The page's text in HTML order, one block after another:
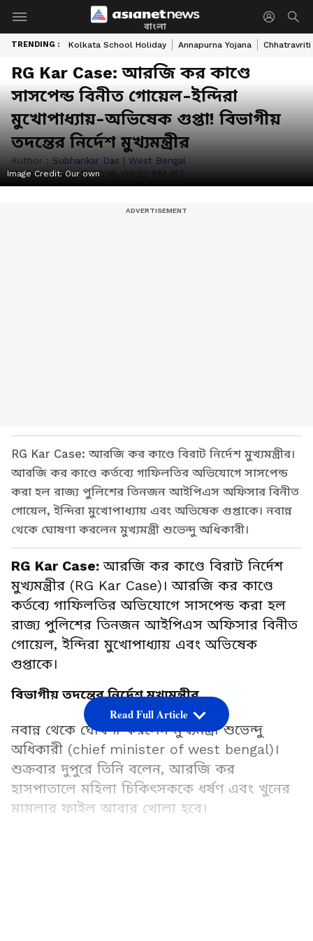
বাংলা
TRENDING : Kolkata School Holiday Annapurna Yojana Chhatravriti
RG Kar Case: আরজি কর কাণ্ডে
সাসপেন্ড বিনীত গোয়েল-ইন্দিরা
মুখোপাধ্যায়-অভিষেক গুপ্তা! বিভাগীয়
তদন্তের নির্দেশ মুখ্যমন্ত্রীর
Author : Subhankar Das | West Bengal
Updated :May 15 2026, 03:22 PM IST
Image Credit:Our own
RG Kar Case: আরজি কর কাণ্ডে বিরাট নির্দেশ মুখ্যমন্ত্রীর।
আরজি কর কাণ্ডে কর্তব্যে গাফিলতির অভিযোগে সাসপেন্ড
করা হল রাজ্য পুলিশের তিনজন আইপিএস অফিসার বিনীত
গোয়েল, ইন্দিরা মুখোপাধ্যায় এবং অভিষেক গুপ্তাকে। নবান্ন
থেকে ঘোষণা করলেন মুখ্যমন্ত্রী শুভেন্দু অধিকারী।
RG Kar Case:আরজি কর কাণ্ডে বিরাট নির্দেশ
মুখ্যমন্ত্রীর (RG Kar Case)। আরজি কর কাণ্ডে
কর্তব্যে গাফিলতির অভিযোগে সাসপেন্ড করা হল
রাজ্য পুলিশের তিনজন আইপিএস অফিসার বিনীত
গোয়েল, ইন্দিরা মুখোপাধ্যায় এবং অভিষেক
গুপ্তাকে।
বিভাগীয় তদন্তের নির্দেশ মুখ্যমন্ত্রীর
নবান্ন থেকে ঘোষণা করলেন মুখ্যমন্ত্রী শুভেন্দু
অধিকারী (chief minister of west bengal)।
শুক্রবার দুপুরে তিনি বলেন, আরজি কর
হাসপাতালে মহিলা চিকিৎসককে ধর্ষণ এবং খুনের
মামলার ফাইল আবার খোলা হবে।
Read Full Article